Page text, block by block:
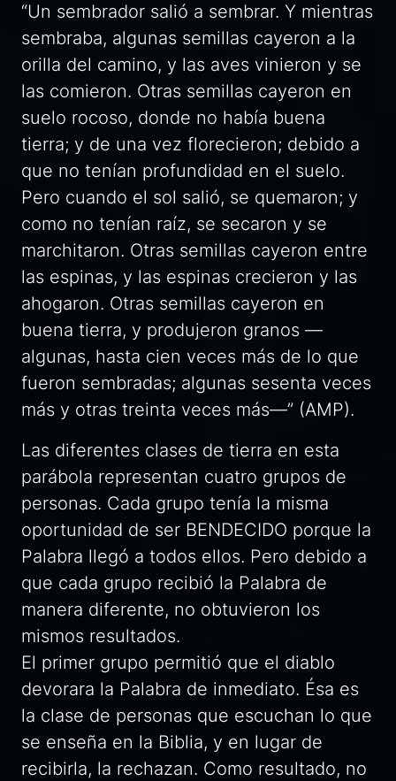
“Un sembrador salió a sembrar. Y mientras
sembraba, algunas semillas cayeron a la
orilla del camino, y las aves vinieron y se
las comieron. Otras semillas cayeron en
suelo rocoso, donde no había buena
tierra; y de una vez florecieron; debido a
que no tenían profundidad en el suelo.
Pero cuando el sol salió, se quemaron; y
como no tenían raíz, se secaron y se
marchitaron. Otras semillas cayeron entre
las espinas, y las espinas crecieron y las
ahogaron. Otras semillas cayeron en
buena tierra, y produjeron granos —
algunas, hasta cien veces más de lo que
fueron sembradas; algunas sesenta veces
más y otras treinta veces más—” (AMP).
Las diferentes clases de tierra en esta
parábola representan cuatro grupos de
personas. Cada grupo tenía la misma
oportunidad de ser BENDECIDO porque la
Palabra llegó a todos ellos. Pero debido a
que cada grupo recibió la Palabra de
manera diferente, no obtuvieron los
mismos resultados.
El primer grupo permitió que el diablo
devorara la Palabra de inmediato. Ésa es
la clase de personas que escuchan lo que
se enseña en la Biblia, y en lugar de
recibirla, la rechazan. Como resultado, no